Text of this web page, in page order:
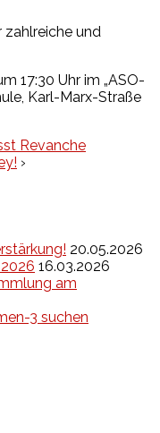
zahlreiche und
17:30 Uhr im „ASO-
Karl-Marx-Straße
Revanche
›
20.05.2026
16.03.2026
am
3 suchen